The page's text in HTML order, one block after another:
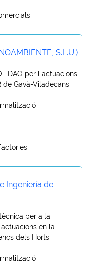
S.L.U.)
i DAO per l actuacions
de Gavà-Viladecans
Ingeniería de
per a la
en la
dels Horts